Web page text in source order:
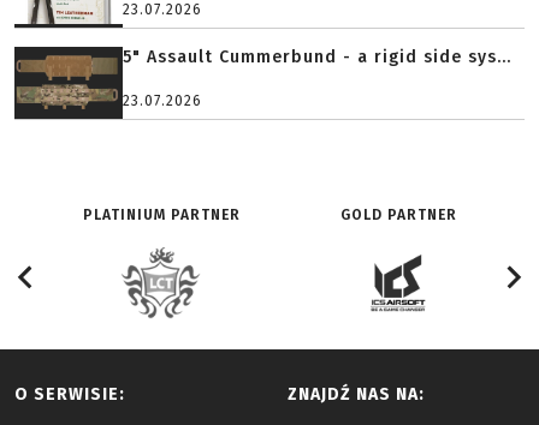
23.07.2026
5" Assault Cummerbund - a rigid side sys...
23.07.2026
PLATINIUM PARTNER GOLD PARTNER
O SERWISIE: ZNAJDŹ NAS NA: